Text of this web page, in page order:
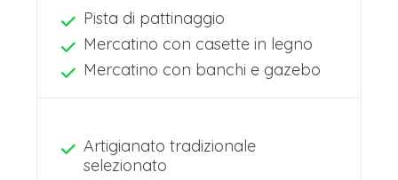
Pista di pattinaggio
Mercatino con casette in legno
Mercatino con banchi e gazebo
Artigianato tradizionale
selezionato